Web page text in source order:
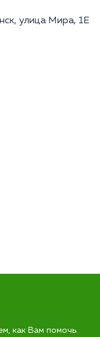
улица Мира, 1Е
как Вам помочь.